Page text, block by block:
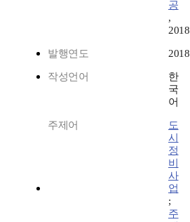
공
,
2018
발행연도 2018
작성언어
한
국
어
주제어
도
시
정
비
사
업
;
주